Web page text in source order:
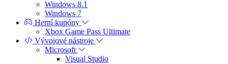
Windows 8.1
Windows 7
Herní kupóny
Xbox Game Pass Ultimate
Vývojové nástroje
Microsoft
Visual Studio